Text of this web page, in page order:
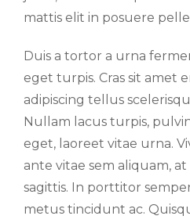
mattis elit in posuere
Duis a tortor a urna
eget turpis. Cras sit amet
adipiscing tellus
Nullam lacus turpis,
eget, laoreet vitae urna.
ante vitae sem aliquam,
sagittis. In porttitor
metus tincidunt ac.